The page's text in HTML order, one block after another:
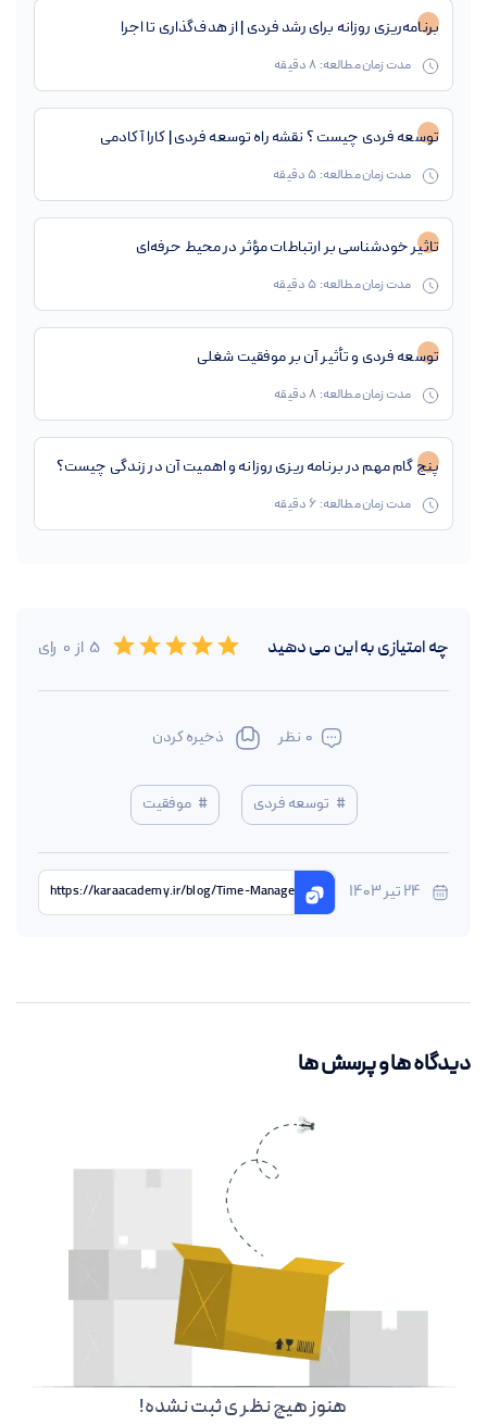
برنامه‌ریزی روزانه برای رشد فردی | از هدف‌گذاری تا اجرا
مدت زمان مطالعه: 8دقیقه
توسعه فردی چیست ؟ نقشه راه توسعه فردی | کارا آکادمی
مدت زمان مطالعه: 5دقیقه
تاثیر خودشناسی بر ارتباطات مؤثر در محیط حرفه‌ای
مدت زمان مطالعه: 5دقیقه
توسعه فردی و تأثیر آن بر موفقیت شغلی
مدت زمان مطالعه: 8دقیقه
پنج گام مهم در برنامه ریزی روزانه و اهمیت آن در زندگی چیست؟
مدت زمان مطالعه: 6 دقیقه
چه امتیازی به اینمی دهید
0.5 Stars
1 Star1.5 Stars
2 Stars
2.5 Stars
3 Stars
3.5 Stars
4 Stars4.5 Stars
5 Stars
Empty
5 از0 رای
0 نظر ذخیره کردن
# توسعه فردی #موفقیت
24 تیر 1403 https://karaacademy.ir/blog/Time-Management
دیدگاه ها و پرسش ها
هنوز هیچ نظر ی ثبت نشده!